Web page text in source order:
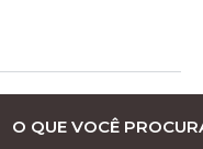
O QUE VOCÊ